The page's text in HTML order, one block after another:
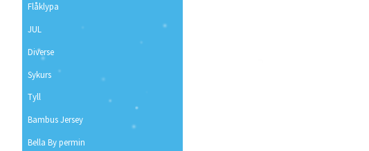
Flåklypa
JUL
Diverse
Sykurs
Tyll
Bambus Jersey
Bella By permin